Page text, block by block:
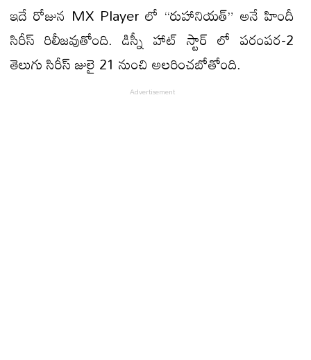
ఇదే రోజున MX Player లో “రుహానియత్” అనే హిందీ
సిరీస్ రిలీజవుతోంది. డిస్నీ హాట్ స్టార్ లో పరంపర-2
తెలుగు సిరీస్ జులై 21 నుంచి అలరించబోతోంది.